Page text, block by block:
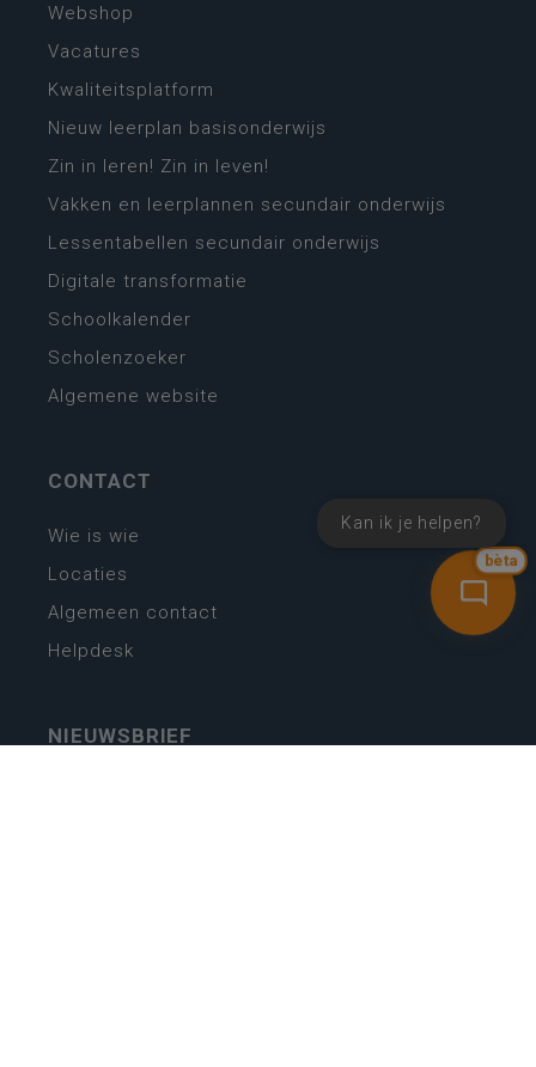
bèta
Kan ik je helpen?
Webshop
Vacatures
Kwaliteitsplatform
Nieuw leerplan basisonderwijs
Zin in leren! Zin in leven!
Vakken en leerplannen secundair onderwijs
Lessentabellen secundair onderwijs
Digitale transformatie
Schoolkalender
Scholenzoeker
Algemene website
CONTACT
Wie is wie
Locaties
Algemeen contact
Helpdesk
NIEUWSBRIEF